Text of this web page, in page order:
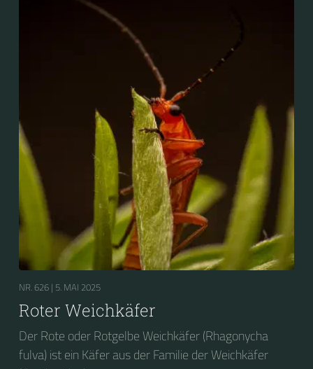
bekannt. Die Weberknechte enthalten Arten, die
gedrungen und milbenförmig sind, daneben aber auch
die bekannten langbeinigen Arten. Die größten
Vertreter der Weberknechte sind Trogulus torosus
(Familie: Trogulidae) mit einer Körperlänge von 22
Millimetern sowie Mitobates stygnoides mit nur 6
Millimeter Körperlänge, aber mit...
NR. 626 | 5. MAI 2025
Roter Weichkäfer
Der Rote oder Rotgelbe Weichkäfer (Rhagonycha
fulva) ist ein Käfer aus der Familie der Weichkäfer